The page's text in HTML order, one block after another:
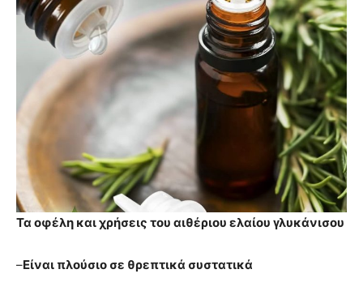
Τα οφέλη και χρήσεις του αιθέριου ελαίου γλυκάνισου
–Είναι πλούσιο σε θρεπτικά συστατικά